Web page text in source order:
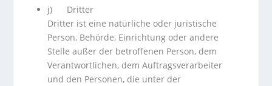
j) Dritter
Dritter ist eine natürliche oder juristische
Person, Behörde, Einrichtung oder andere
Stelle außer der betroffenen Person, dem
Verantwortlichen, dem Auftragsverarbeiter
und den Personen, die unter der